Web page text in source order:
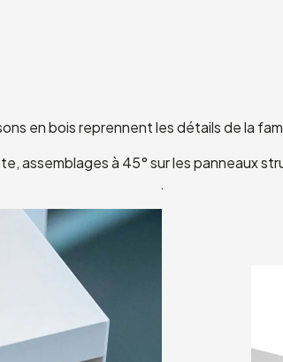
en bois reprennent les détails de la
assemblages à 45° sur les panneaux
.